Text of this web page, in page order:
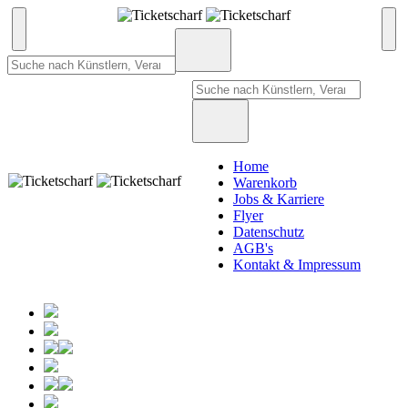
Home
Warenkorb
Jobs & Karriere
Flyer
Datenschutz
AGB's
Kontakt & Impressum